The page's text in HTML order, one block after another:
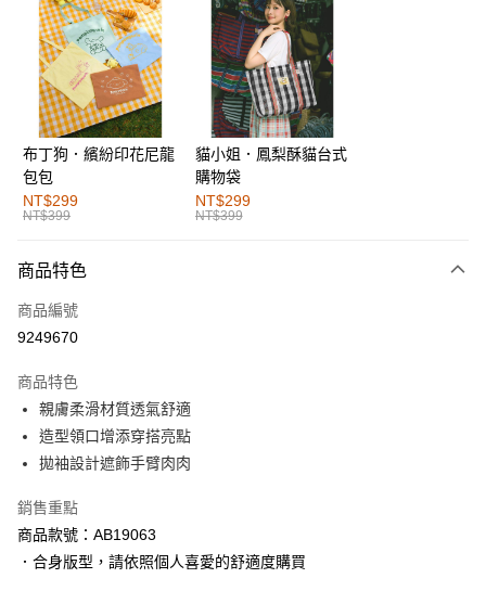
超商取貨付款
LINE Pay
街口支付
運送方式
全家取貨付款
每筆NT$60，滿NT$1,000(含以上)免運費
付款後全家取貨
萊爾富取貨付款
付款後萊爾富取貨
每筆NT$60，滿NT$1,000(含以上)免運費
7-11取貨付款
每筆NT$60，滿NT$1,000(含以上)免運費
付款後7-11取貨
每筆NT$60，滿NT$1,000(含以上)免運費
布丁狗．繽紛印花尼龍
包包
NT$299
NT$399
貓小姐．鳳梨酥貓台式
購物袋
NT$299
NT$399
商品特色
商品編號
9249670
商品特色
親膚柔滑材質透氣舒適
造型領口增添穿搭亮點
拋袖設計遮飾手臂肉肉
銷售重點
商品款號：AB19063
．合身版型，請依照個人喜愛的舒適度購買